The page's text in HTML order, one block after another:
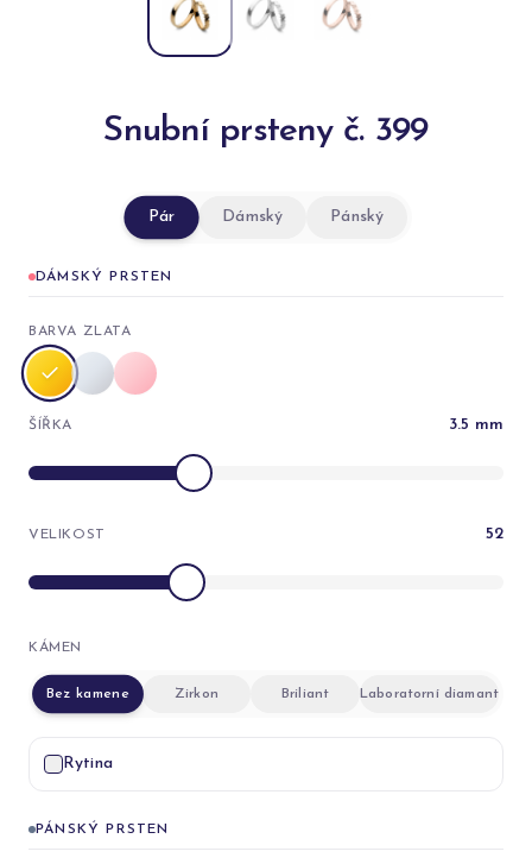
Snubní prsteny č. 399
Pár Dámský Pánský
DÁMSKÝ PRSTEN
BARVA ZLATA
ŠÍŘKA 3.5 mm
VELIKOST 52
KÁMEN
Bez kamene Zirkon Briliant Laboratorní diamant
Rytina
PÁNSKÝ PRSTEN